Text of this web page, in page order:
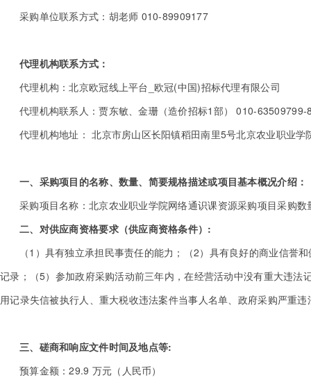
采购单位联系方式：胡老师 010-89909177
代理机构联系方式：
代理机构：北京欧冠线上平台_欧冠(中国)招标代理有限公司
代理机构联系人：贾东敏、金珊（造价招标1部） 010-
代理机构地址： 北京市房山区长阳镇稻田南里5号北京农业职业学
一、采购项目的名称、数量、简要规格描述或项目基本概况介绍：
采购项目名称：北京农业职业学院网络通识课资源采购项目采购
二、对供应商资格要求（供应商资格条件）:
（1）具有独立承担民事责任的能力；（2）具有良好的商业信
记录；（5）参加政府采购活动前三年内，在经营活动中没有重大违
用记录失信被执行人、重大税收违法案件当事人名单、政府采购严重
三、磋商和响应文件时间及地点等:
预算金额：29.9 万元（人民币）